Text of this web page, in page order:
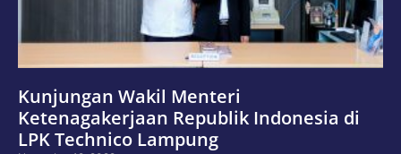
Kunjungan Wakil Menteri
Ketenagakerjaan Republik Indonesia di
LPK Technico Lampung